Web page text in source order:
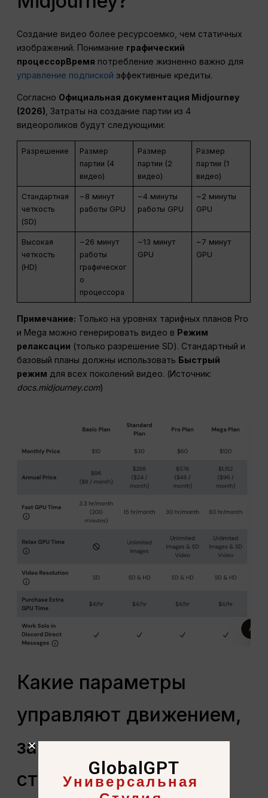
Создание видео более ресурсоемко, чем статичных
изображений. Понимание графический
процессорВремя потребление жизненно важно для
управление подпиской эффективные кредиты.
Согласно Официальная документация Midjourney
(2026) , Затраты на создание партии из 4
видеороликов будут следующими:
Разрешение
Размер
партии (4
видео)
Размер
партии (2
видео)
Размер
партии (1
видео)
Стандартная
четкость
(SD)
~8 минут
работы GPU
~4 минуты
работы GPU
~2 минуты
GPU
Высокая
четкость
(HD)
~26 минут
работы
графическог
о
процессора
~13 минут
GPU
~7 минут
GPU
Примечание: Только на уровнях тарифных планов Pro
и Mega можно генерировать видео в Режим
релаксации (только разрешение SD). Стандартный и
базовый планы должны использовать Быстрый
режим для всех поколений видео. (Источник:
docs.midjourney.com)
Какие параметры
управляют движением,
зацикливанием и
стилем?
GlobalGPT
Универсальная